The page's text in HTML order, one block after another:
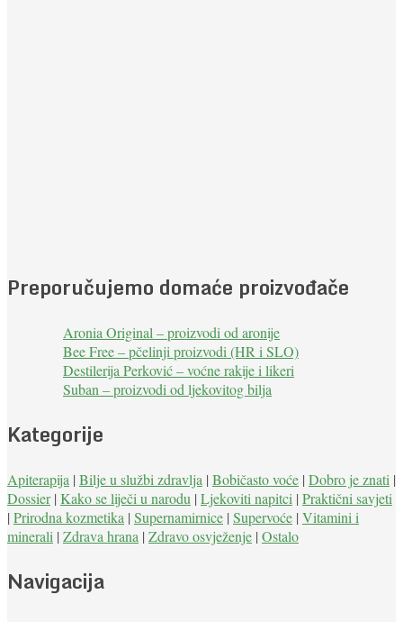
Preporučujemo domaće proizvođače
Aronia Original – proizvodi od aronije
Bee Free – pčelinji proizvodi (HR i SLO)
Destilerija Perković – voćne rakije i likeri
Suban – proizvodi od ljekovitog bilja
Kategorije
Apiterapija | Bilje u službi zdravlja | Bobičasto voće | Dobro je znati |
Dossier| Kako se liječi u narodu | Ljekoviti napitci | Praktični savjeti
| Prirodna kozmetika | Supernamirnice | Supervoće | Vitamini i
minerali | Zdrava hrana | Zdravo osvježenje | Ostalo
Navigacija